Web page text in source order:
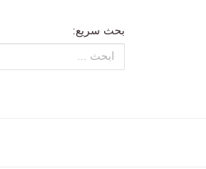
بحث سريع: